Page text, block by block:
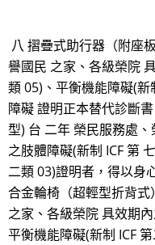
八 摺疊式助行器（附座
譽國民 之家、各級榮院
類 05)、平衡機能障礙(
障礙 證明正本替代診斷
型) 台 二年 榮民服務處
之肢體障礙(新制 ICF 第
二類 03)證明者，得以身
合金輪椅（超輕型折背
之家、各級榮院 具效期
平衡機能障礙(新制 ICF 第